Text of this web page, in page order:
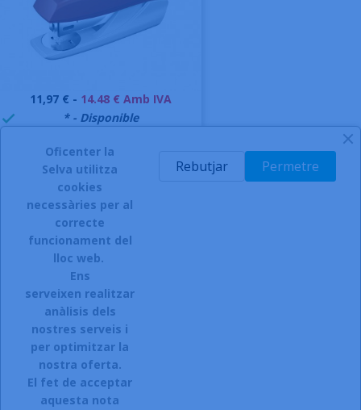
Preu
11,97 € - 14.48 € Amb IVA
 * - Disponible
AFEGIR A LA CISTELLA
INSCRIURE'S AL BUTLLETÍ
Accepto el termes, condicions de servei i la política de
privacitat d'aquest lloc web.
Oficenter la
Selva utilitza
cookies
necessàries per al
correcte
funcionament del
lloc web.
Ens
serveixen realitzar
anàlisis dels
nostres serveis i
per optimitzar la
nostra oferta.
El fet de acceptar
aquesta nota
Permetre
Rebutjar